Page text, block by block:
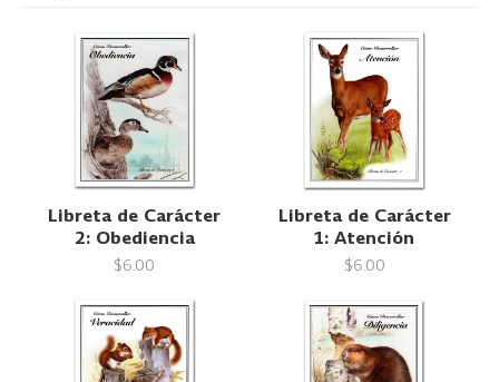
Libreta de Carácter
2: Obediencia
$6.00
Libreta de Carácter
1: Atención
$6.00